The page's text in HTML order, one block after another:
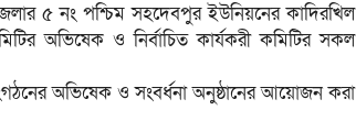
৫ নং পশ্চিম সহদেবপুর ইউনিয়নের কাদিরখিল
অভিষেক ও নির্বাচিত কার্যকরী কমিটির সকল
অভিষেক ও সংবর্ধনা অনুষ্ঠানের আয়োজন করা